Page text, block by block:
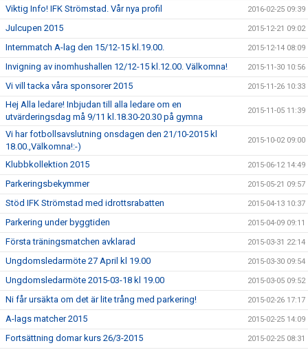
Viktig Info! IFK Strömstad. Vår nya profil 2016-02-25 09:39
Julcupen 2015 2015-12-21 09:02
Internmatch A-lag den 15/12-15 kl.19.00. 2015-12-14 08:09
Invigning av inomhushallen 12/12-15 kl.12.00. Välkomna! 2015-11-30 10:56
Vi vill tacka våra sponsorer 2015 2015-11-26 10:33
Hej Alla ledare! Inbjudan till alla ledare om en
utvärderingsdag må 9/11 kl.18.30-20.30 på gymna
2015-11-05 11:39
Vi har fotbollsavslutning onsdagen den 21/10-2015 kl
18.00.,Välkomna!:-)
2015-10-02 09:00
Klubbkollektion 2015 2015-06-12 14:49
Parkeringsbekymmer 2015-05-21 09:57
Stöd IFK Strömstad med idrottsrabatten 2015-04-13 10:37
Parkering under byggtiden 2015-04-09 09:11
Första träningsmatchen avklarad 2015-03-31 22:14
Ungdomsledarmöte 27 April kl 19.00 2015-03-30 09:54
Ungdomsledarmöte 2015-03-18 kl 19.00 2015-03-05 09:52
Ni får ursäkta om det är lite trång med parkering! 2015-02-26 17:17
A-lags matcher 2015 2015-02-25 14:09
Fortsättning domar kurs 26/3-2015 2015-02-25 08:31